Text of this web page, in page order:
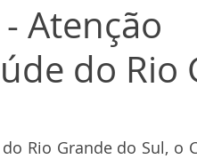
- Atenção
do Rio
Rio Grande do Sul, o